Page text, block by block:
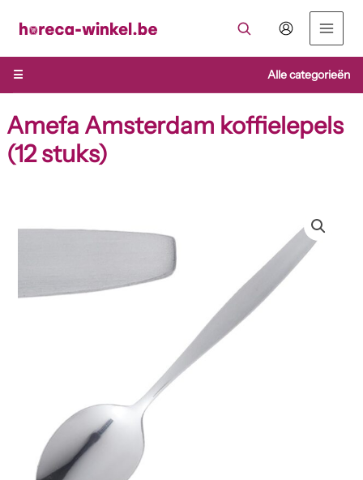
naar
inhoud
☰
Alle categorieën
Amefa Amsterdam koffielepels
(12 stuks)